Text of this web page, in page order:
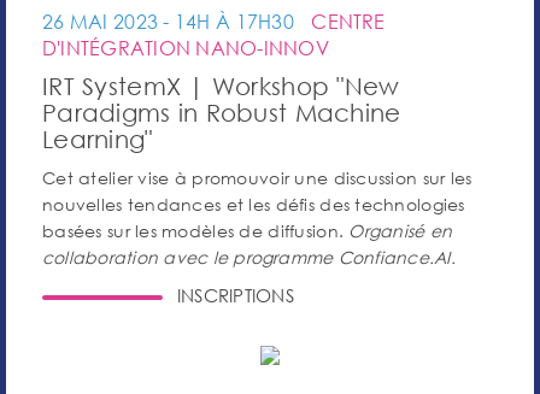
26 MAI 2023 - 14H À 17H30
CENTRE
D'INTÉGRATION NANO-INNOV
IRT SystemX | Workshop "New
Paradigms in Robust Machine
Learning"
Cet atelier vise à promouvoir une discussion sur les
nouvelles tendances et les défis des technologies
basées sur les modèles de diffusion. Organisé en
collaboration avec le programme Confiance.AI.
INSCRIPTIONS